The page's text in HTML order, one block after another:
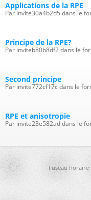
Applications de la RPE
Par invite30a4b2d5 dans le
Principe de la RPE?
Par inviteb80b8df2 dans le
Second principe
Par invite772cf17c dans le
RPE et anisotropie
Par invite23e582ad dans le
Fuseau horaire